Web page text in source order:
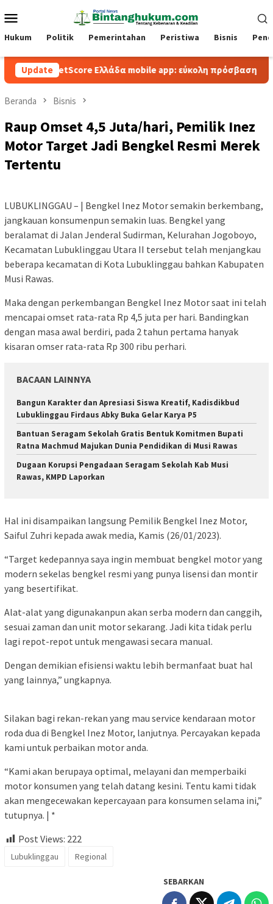
ke
kontenMobile
Hukum Politik Pemerintahan Peristiwa Bisnis
Update
BetScore Ελλάδα mobile app: εύκολη πρόσβαση και παιχνίδι
Beranda Bisnis
Raup Omset 4,5 Juta/hari, Pemilik Inez
Motor Target Jadi Bengkel Resmi Merek
Tertentu
LUBUKLINGGAU – | Bengkel Inez Motor semakin berkembang,
jangkauan konsumenpun semakin luas. Bengkel yang
beralamat di Jalan Jenderal Sudirman, Kelurahan Jogoboyo,
Kecamatan Lubuklinggau Utara II tersebut telah menjangkau
beberapa kecamatan di Kota Lubuklinggau bahkan Kabupaten
Musi Rawas.
Maka dengan perkembangan Bengkel Inez Motor saat ini telah
mencapai omset rata-rata Rp 4,5 juta per hari. Bandingkan
dengan masa awal berdiri, pada 2 tahun pertama hanyak
kisaran omser rata-rata Rp 300 ribu perhari.
BACAAN LAINNYA
Bangun Karakter dan Apresiasi Siswa Kreatif, Kadisdikbud
Lubuklinggau Firdaus Abky Buka Gelar Karya P5
Bantuan Seragam Sekolah Gratis Bentuk Komitmen Bupati
Ratna Machmud Majukan Dunia Pendidikan di Musi Rawas
Dugaan Korupsi Pengadaan Seragam Sekolah Kab Musi
Rawas, KMPD Laporkan
Hal ini disampaikan langsung Pemilik Bengkel Inez Motor,
Saiful Zuhri kepada awak media, Kamis (26/01/2023).
“Target kedepannya saya ingin membuat bengkel motor yang
modern sekelas bengkel resmi yang punya lisensi dan montir
yang besertifikat.
Alat-alat yang digunakanpun akan serba modern dan canggih,
sesuai zaman dan unit motor sekarang. Jadi kita tidak perlu
lagi repot-repot untuk mengawasi secara manual.
Dengan demikian efisiensi waktu lebih bermanfaat buat hal
yang lainnya,” ungkapnya.
Silakan bagi rekan-rekan yang mau service kendaraan motor
roda dua di Bengkel Inez Motor, lanjutnya. Percayakan kepada
kami untuk perbaikan motor anda.
“Kami akan berupaya optimal, melayani dan memperbaiki
motor konsumen yang telah datang kesini. Tentu kami tidak
akan mengecewakan kepercayaan para konsumen selama ini,”
tutupnya. | *
Post Views: 222
Lubuklinggau Regional
SEBARKAN